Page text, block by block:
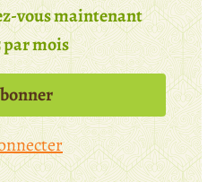
vous maintenant
par mois